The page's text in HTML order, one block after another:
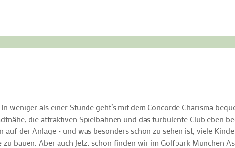
weniger als einer Stunde geht’s mit dem Concorde Charisma
die attraktiven Spielbahnen und das turbulente Clubleben
der Anlage - und was besonders schön zu sehen ist, viele
bauen. Aber auch jetzt schon finden wir im Golfpark München